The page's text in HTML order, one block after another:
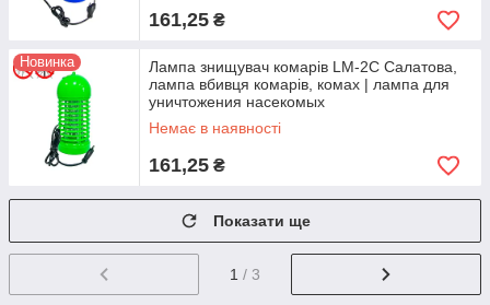
161,25 ₴
Новинка
Лампа знищувач комарів LM-2С Салатова,
лампа вбивця комарів, комах | лампа для
уничтожения насекомых
Немає в наявності
161,25 ₴
Показати ще
1 / 3